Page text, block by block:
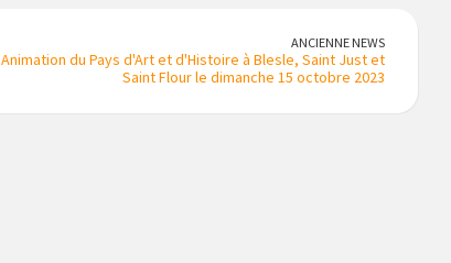
ANCIENNE NEWS
Animation du Pays d'Art et d'Histoire à Blesle, Saint Just et
Saint Flour le dimanche 15 octobre 2023